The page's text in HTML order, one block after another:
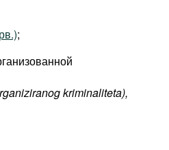
;
kriminaliteta),